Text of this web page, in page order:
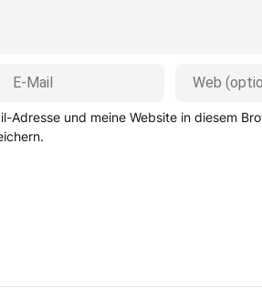
Adresse und meine Website in diesem